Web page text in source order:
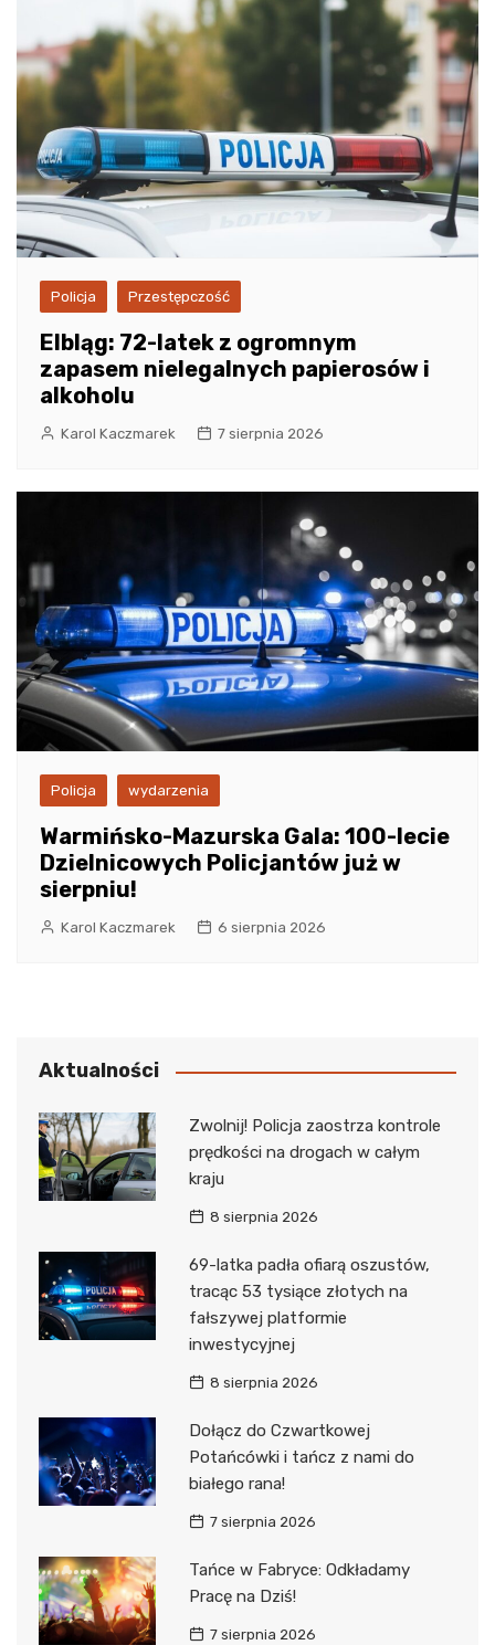
Policja Przestępczość
Elbląg: 72-latek z ogromnym
zapasem nielegalnych papierosów i
alkoholu
Karol Kaczmarek 7 sierpnia 2026
Policja wydarzenia
Warmińsko-Mazurska Gala: 100-lecie
Dzielnicowych Policjantów już w
sierpniu!
Karol Kaczmarek 6 sierpnia 2026
Aktualności
Zwolnij! Policja zaostrza kontrole
prędkości na drogach w całym
kraju
8 sierpnia 2026
69-latka padła ofiarą oszustów,
tracąc 53 tysiące złotych na
fałszywej platformie
inwestycyjnej
8 sierpnia 2026
Dołącz do Czwartkowej
Potańcówki i tańcz z nami do
białego rana!
7 sierpnia 2026
Tańce w Fabryce: Odkładamy
Pracę na Dziś!
7 sierpnia 2026